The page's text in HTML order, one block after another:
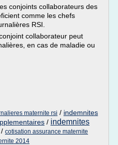
conjoints collaborateurs des
comme les chefs
RSI.
collaborateur peut
en cas de maladie ou
maternite rsi / indemnites
/ indemnites
/ cotisation assurance maternite
2014